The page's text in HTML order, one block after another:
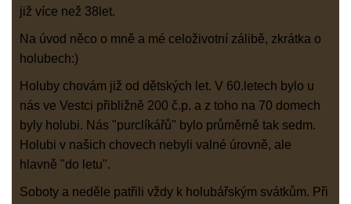
již více než 38let.
Na úvod něco o mně a mé celoživotní zálibě, zkrátka o
holubech:)
Holuby chovám již od dětských let. V 60.letech bylo u
nás ve Vestci přibližně 200 č.p. a z toho na 70 domech
byly holubi. Nás "purclíkářů" bylo průměrně tak sedm.
Holubi v našich chovech nebyli valné úrovně, ale
hlavně "do letu".
Soboty a neděle patřili vždy k holubářským svátkům. Při